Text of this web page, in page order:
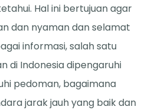
Hal ini bertujuan agar
dan nyaman dan selamat
informasi, salah satu
di Indonesia dipengaruhi
pedoman, bagaimana
jarak jauh yang baik dan